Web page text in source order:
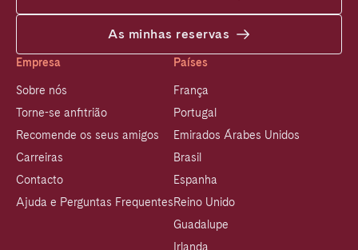
As minhas reservas
Empresa
Sobre nós
Torne-se anfitrião
Recomende os seus amigos
Carreiras
Contacto
Ajuda e Perguntas Frequentes
Países
França
Portugal
Emirados Árabes Unidos
Brasil
Espanha
Reino Unido
Guadalupe
Irlanda